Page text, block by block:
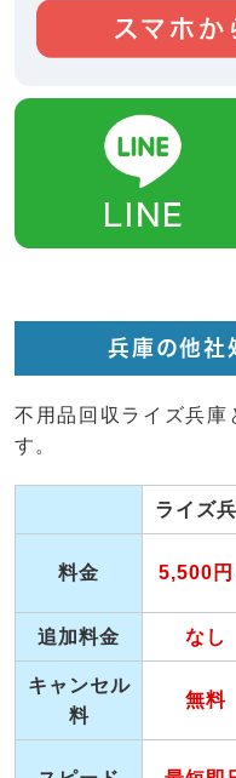
兵庫の他社
不用品回収ライズ兵庫
す。
ライズ
料金 5,500円
追加料金 なし
キャンセル
料
無料